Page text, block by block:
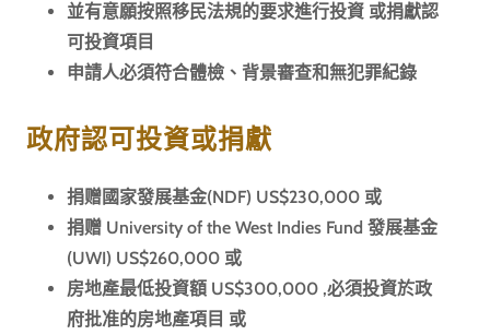
並有意願按照移民法規的要求進行投資 或捐獻認
可投資項目
申請人必須符合體檢、背景審查和無犯罪紀錄
政府認可投資或捐獻
捐赠國家發展基金(NDF) US$230,000 或
捐赠 University of the West Indies Fund 發展基金
(UWI) US$260,000 或
房地產最低投資額 US$300,000 ,必須投資於政
府批准的房地產項目 或